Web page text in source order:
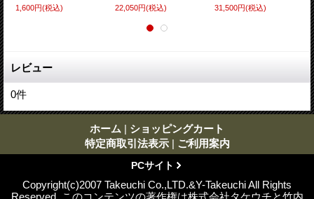
1,600円(税込)
22,050円(税込)
31,500円(税込)
レビュー
0件
ホーム | ショッピングカート
特定商取引法表示 | ご利用案内
PCサイト
Copyright(c)2007 Takeuchi Co.,LTD.&Y-Takeuchi All Rights